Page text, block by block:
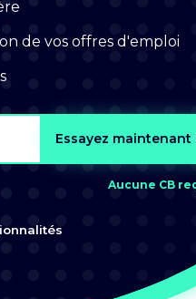
de vos offres d'emploi
Essayez maintenant
Aucune CB